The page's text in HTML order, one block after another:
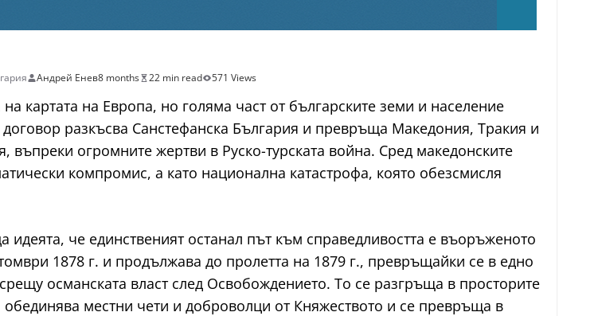
Андрей Енев8 months 22 min read 571 Views
картата на Европа, но голяма част от българските земи и население
разкъсва Санстефанска България и превръща Македония, Тракия и
въпреки огромните жертви в Руско-турската война. Сред македонските
компромис, а като национална катастрофа, която обезсмисля
че единственият останал път към справедливостта е въоръженото
1878 г. и продължава до пролетта на 1879 г., превръщайки се в едно
османската власт след Освобождението. То се разгръща в просторите
местни чети и доброволци от Княжеството и се превръща в